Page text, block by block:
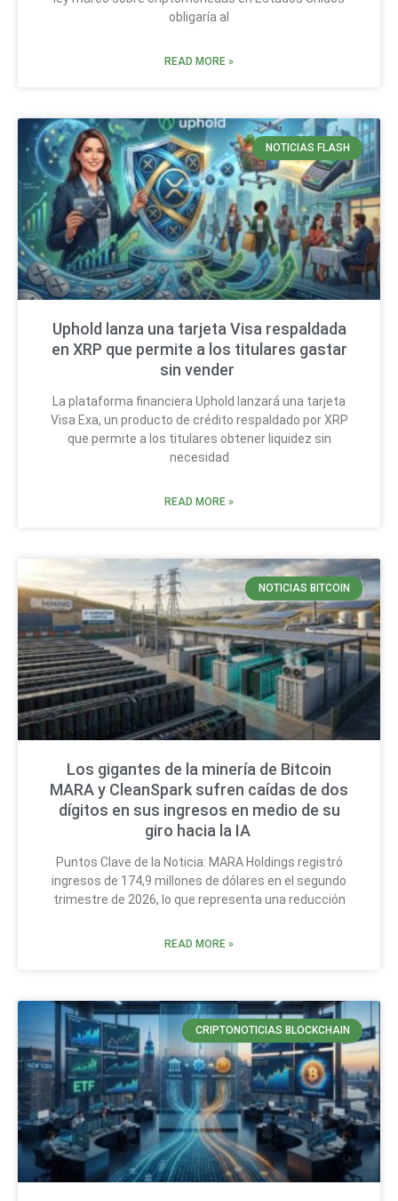
obligaría al
READ MORE »
NOTICIAS FLASH
Uphold lanza una tarjeta Visa respaldada
en XRP que permite a los titulares gastar
sin vender
La plataforma financiera Uphold lanzará una tarjeta
Visa Exa, un producto de crédito respaldado por XRP
que permite a los titulares obtener liquidez sin
necesidad
READ MORE »
NOTICIAS BITCOIN
Los gigantes de la minería de Bitcoin
MARA y CleanSpark sufren caídas de dos
dígitos en sus ingresos en medio de su
giro hacia la IA
Puntos Clave de la Noticia: MARA Holdings registró
ingresos de 174,9 millones de dólares en el segundo
trimestre de 2026, lo que representa una reducción
READ MORE »
CRIPTONOTICIAS BLOCKCHAIN